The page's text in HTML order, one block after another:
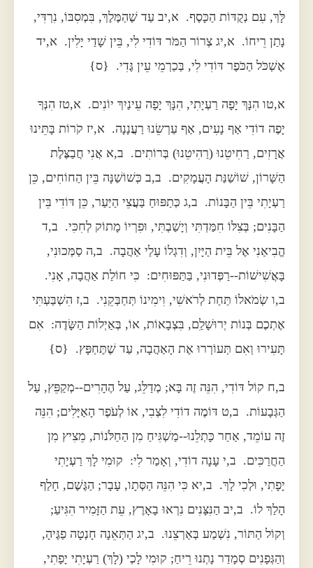
לָּךְ, עִם נְקֻדּוֹת הַכָּסֶף. א,יב עַד שֶׁהַמֶּלֶךְ, בִּמְסִבּוֹ, נִרְדִּי,
נָתַן רֵיחוֹ. א,יג צְרוֹר הַמֹּר דּוֹדִי לִי, בֵּין שָׁדַי יָלִין. א,יד
אֶשְׁכֹּל הַכֹּפֶר דּוֹדִי לִי, בְּכַרְמֵי עֵין גֶּדִי. {ס}
א,טו הִנָּךְ יָפָה רַעְיָתִי, הִנָּךְ יָפָה עֵינַיִךְ יוֹנִים. א,טז הִנְּךָ
יָפֶה דוֹדִי אַף נָעִים, אַף עַרְשֵׂנוּ רַעֲנָנָה. א,יז קֹרוֹת בָּתֵּינוּ
אֲרָזִים, רַחִיטֵנוּ (רַהִיטֵנוּ) בְּרוֹתִים. ב,א אֲנִי חֲבַצֶּלֶת
הַשָּׁרוֹן, שׁוֹשַׁנַּת הָעֲמָקִים. ב,ב כְּשׁוֹשַׁנָּה בֵּין הַחוֹחִים, כֵּן
רַעְיָתִי בֵּין הַבָּנוֹת. ב,ג כְּתַפּוּחַ בַּעֲצֵי הַיַּעַר, כֵּן דּוֹדִי בֵּין
הַבָּנִים; בְּצִלּוֹ חִמַּדְתִּי וְיָשַׁבְתִּי, וּפִרְיוֹ מָתוֹק לְחִכִּי. ב,ד
הֱבִיאַנִי אֶל בֵּית הַיָּיִן, וְדִגְלוֹ עָלַי אַהֲבָה. ב,ה סַמְּכוּנִי,
בָּאֲשִׁישׁוֹת--רַפְּדוּנִי, בַּתַּפּוּחִים: כִּי חוֹלַת אַהֲבָה, אָנִי.
ב,ו שְׂמֹאלוֹ תַּחַת לְרֹאשִׁי, וִימִינוֹ תְּחַבְּקֵנִי. ב,ז הִשְׁבַּעְתִּי
אֶתְכֶם בְּנוֹת יְרוּשָׁלִַם, בִּצְבָאוֹת, אוֹ, בְּאַיְלוֹת הַשָּׂדֶה: אִם
תָּעִירוּ וְאִם תְּעוֹרְרוּ אֶת הָאַהֲבָה, עַד שֶׁתֶּחְפָּץ. {ס}
ב,ח קוֹל דּוֹדִי, הִנֵּה זֶה בָּא; מְדַלֵּג, עַל הֶהָרִים--מְקַפֵּץ, עַל
הַגְּבָעוֹת. ב,ט דּוֹמֶה דוֹדִי לִצְבִי, אוֹ לְעֹפֶר הָאַיָּלִים; הִנֵּה
זֶה עוֹמֵד, אַחַר כָּתְלֵנוּ--מַשְׁגִּיחַ מִן הַחַלֹּנוֹת, מֵצִיץ מִן
הַחֲרַכִּים. ב,י עָנָה דוֹדִי, וְאָמַר לִי: קוּמִי לָךְ רַעְיָתִי
יָפָתִי, וּלְכִי לָךְ. ב,יא כִּי הִנֵּה הַסְּתָו, עָבָר; הַגֶּשֶׁם, חָלַף
הָלַךְ לוֹ. ב,יב הַנִּצָּנִים נִרְאוּ בָאָרֶץ, עֵת הַזָּמִיר הִגִּיעַ;
וְקוֹל הַתּוֹר, נִשְׁמַע בְּאַרְצֵנוּ. ב,יג הַתְּאֵנָה חָנְטָה פַגֶּיהָ,
וְהַגְּפָנִים סְמָדַר נָתְנוּ רֵיחַ; קוּמִי לָכְי (לָךְ) רַעְיָתִי יָפָתִי,